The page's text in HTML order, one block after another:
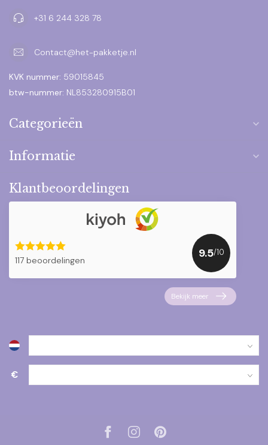
+31 6 244 328 78
Contact@het-pakketje.nl
KVK nummer: 59015845
btw-nummer: NL853280915B01
Categorieën
Informatie
Klantbeoordelingen
117 beoordelingen
9.5/10
Bekijk meer
€